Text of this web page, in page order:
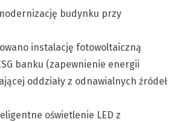
budynku przy
instalację fotowoltaiczną
banku (zapewnienie energii
oddziały z odnawialnych źródeł
oświetlenie LED z